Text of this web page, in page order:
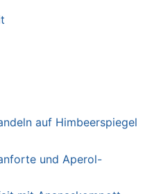
auf Himbeerspiegel
und Aperol-